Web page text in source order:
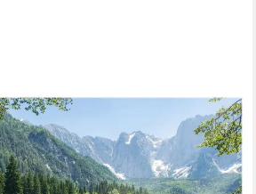
See im Wald, Wunderschöner See im
Echtglas, inkl. Aufhängungen und